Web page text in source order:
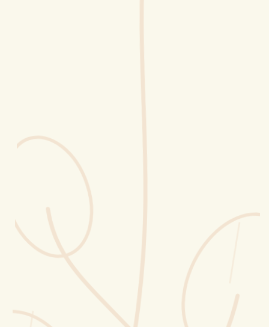
Blüten-Finder
Phänologie-Radar
Vogelstimmen
Gartenplaner
Düngeberater
Challenges